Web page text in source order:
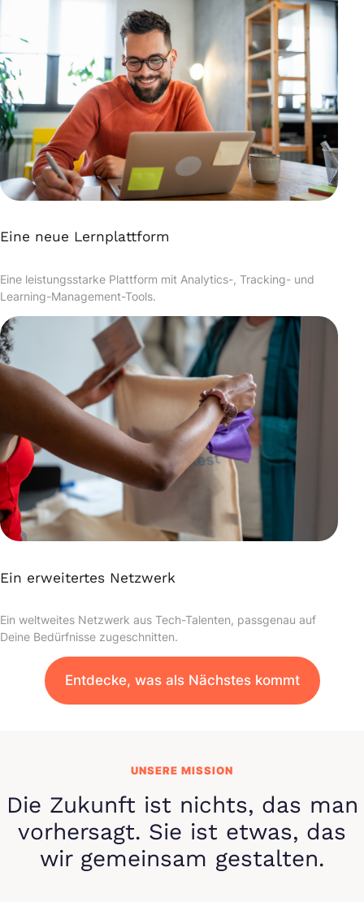
Eine neue Lernplattform
Eine leistungsstarke Plattform mit Analytics-, Tracking- und
Learning-Management-Tools.
Ein erweitertes Netzwerk
Ein weltweites Netzwerk aus Tech-Talenten, passgenau auf
Deine Bedürfnisse zugeschnitten.
Entdecke, was als Nächstes kommt
UNSERE MISSION
Die Zukunft ist nichts, das man
vorhersagt. Sie ist etwas, das
wir gemeinsam gestalten.